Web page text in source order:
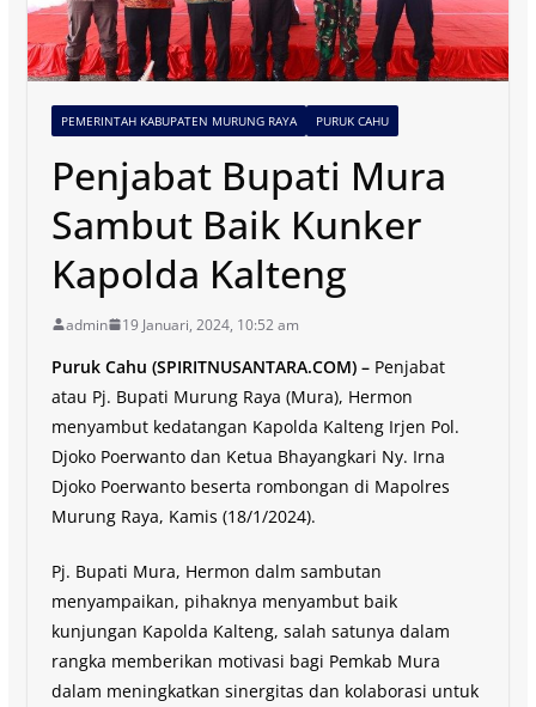
PEMERINTAH KABUPATEN MURUNG RAYA PURUK CAHU
Penjabat Bupati Mura
Sambut Baik Kunker
Kapolda Kalteng
admin 19 Januari, 2024, 10:52 am
Puruk Cahu (SPIRITNUSANTARA.COM) –Penjabat
atau Pj. Bupati Murung Raya (Mura), Hermon
menyambut kedatangan Kapolda Kalteng Irjen Pol.
Djoko Poerwanto dan Ketua Bhayangkari Ny. Irna
Djoko Poerwanto beserta rombongan di Mapolres
Murung Raya, Kamis (18/1/2024).
Pj. Bupati Mura, Hermon dalm sambutan
menyampaikan, pihaknya menyambut baik
kunjungan Kapolda Kalteng, salah satunya dalam
rangka memberikan motivasi bagi Pemkab Mura
dalam meningkatkan sinergitas dan kolaborasi untuk